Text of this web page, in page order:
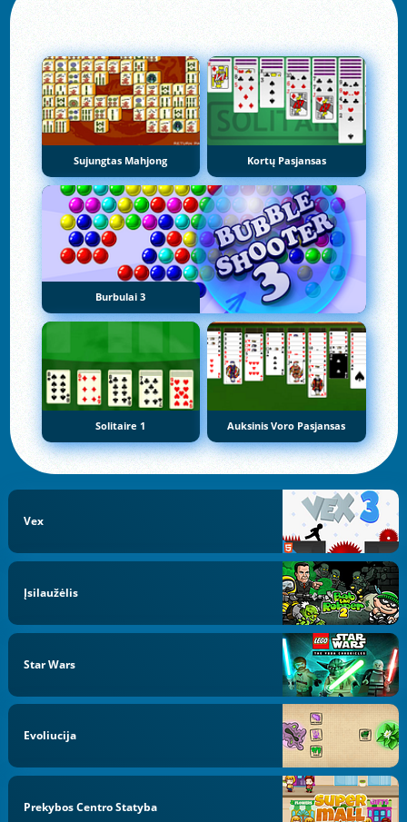
Sujungtas Mahjong Kortų Pasjansas
Burbulai 3
Solitaire 1 Auksinis Voro Pasjansas
Vex
Įsilaužėlis
Star Wars
Evoliucija
Prekybos Centro Statyba